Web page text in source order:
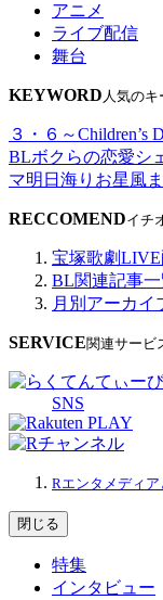
アニメ
ライブ配信
舞台
KEYWORD 人気のキ
３・６～Children’s
BLボクらの恋愛シ
マ明日海りお星風
RECCOMENDイチ
宝塚歌劇
BL関連記事一
月別アーカイ
SERVICE関連サービ
SNS
Rエンタメディア
閉じる
特集
インタビュー